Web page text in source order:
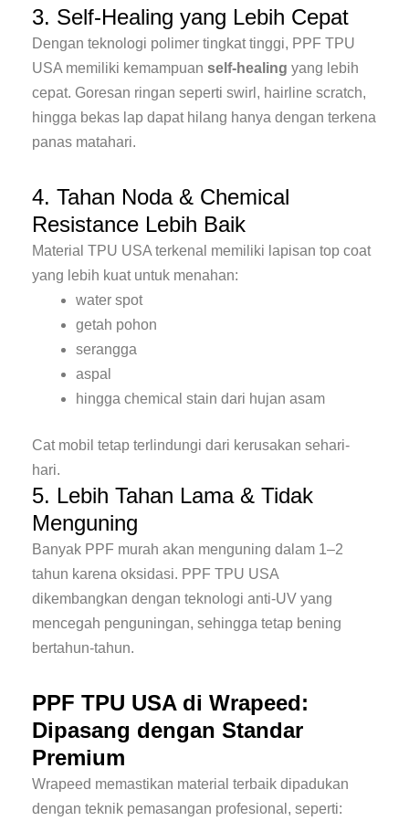
3. Self-Healing yang Lebih Cepat
Dengan teknologi polimer tingkat tinggi, PPF TPU
USA memiliki kemampuan self-healing yang lebih
cepat. Goresan ringan seperti swirl, hairline scratch,
hingga bekas lap dapat hilang hanya dengan terkena
panas matahari.
4. Tahan Noda & Chemical
Resistance Lebih Baik
Material TPU USA terkenal memiliki lapisan top coat
yang lebih kuat untuk menahan:
water spot
getah pohon
serangga
aspal
hingga chemical stain dari hujan asam
Cat mobil tetap terlindungi dari kerusakan sehari-
hari.
5. Lebih Tahan Lama & Tidak
Menguning
Banyak PPF murah akan menguning dalam 1–2
tahun karena oksidasi. PPF TPU USA
dikembangkan dengan teknologi anti-UV yang
mencegah penguningan, sehingga tetap bening
bertahun-tahun.
PPF TPU USA di Wrapeed:
Dipasang dengan Standar
Premium
Wrapeed memastikan material terbaik dipadukan
dengan teknik pemasangan profesional, seperti: